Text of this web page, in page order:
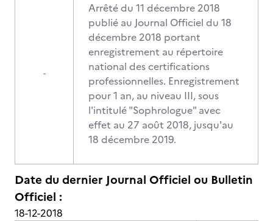
-
Arrêté du 11 décembre 2018
publié au Journal Officiel du 18
décembre 2018 portant
enregistrement au répertoire
national des certifications
professionnelles. Enregistrement
pour 1 an, au niveau III, sous
l'intitulé "Sophrologue" avec
effet au 27 août 2018, jusqu'au
18 décembre 2019.
Date du dernier Journal Officiel ou Bulletin
Officiel :
18-12-2018